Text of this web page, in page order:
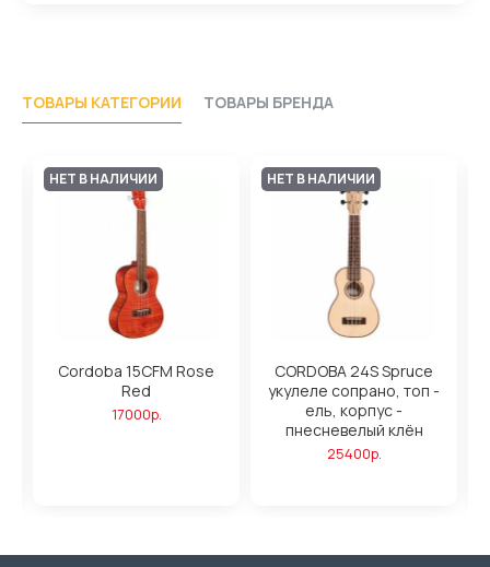
ТОВАРЫ КАТЕГОРИИ ТОВАРЫ БРЕНДА
НЕТ В НАЛИЧИИ
Cordoba 15CFM Rose
Red
17000р.
НЕТ В НАЛИЧИИ
CORDOBA 24S Spruce
укулеле сопрано, топ -
ель, корпус -
пнесневелый клён
25400р.